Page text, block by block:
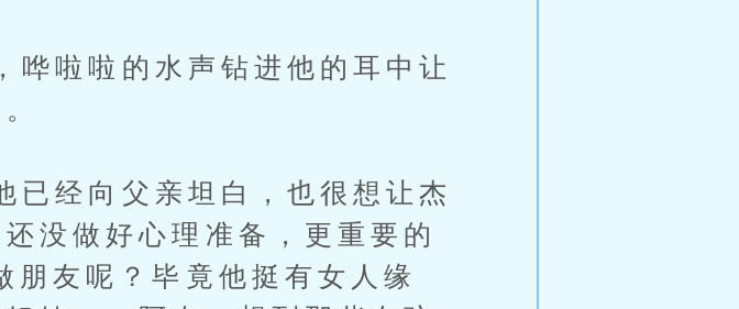
啦啦的水声钻进他的耳中让
经向父亲坦白，也很想让杰
没做好心理准备，更重要的
朋友呢？毕竟他挺有女人缘